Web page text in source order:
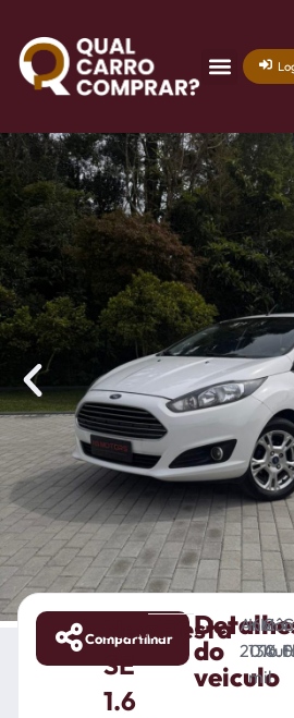
Compartilhar
NewFiesta
SE
1.6
do
veiculo
Ano:
2016
KM:
mil